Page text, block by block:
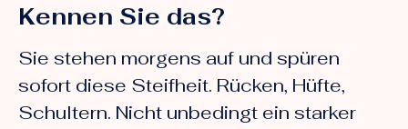
Kennen Sie das?
Sie stehen morgens auf und spüren
sofort diese Steifheit. Rücken, Hüfte,
Schultern. Nicht unbedingt ein starker